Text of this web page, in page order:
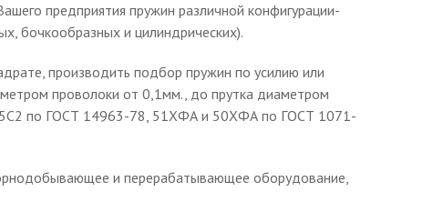
предприятия пружин различной конфигурации-
бочкообразных и цилиндрических).
производить подбор пружин по усилию или
проволоки от 0,1мм., до прутка диаметром
по ГОСТ 14963-78, 51ХФА и 50ХФА по ГОСТ 1071-
и перерабатывающее оборудование,